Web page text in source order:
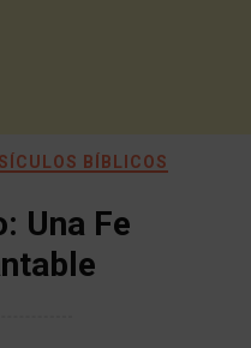
BÍBLICOS
Una Fe